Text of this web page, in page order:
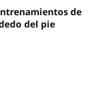
de
del pie